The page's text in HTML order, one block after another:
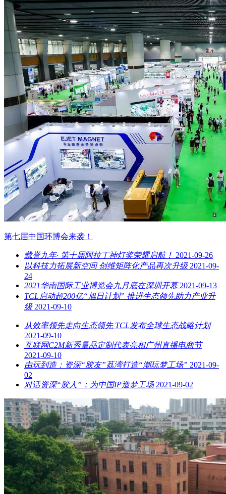
第七届中国环博会来袭！
载誉九年· 第十届阿拉丁神灯奖荣耀启航！ 2021-09-26
以科技力拓展新空间 创维矩阵化产品再次升级 2021-09-
24
2021华南国际工业博览会九月底在深圳开幕 2021-09-13
TCL启动超200亿“旭日计划” 推进生态领先助力产业升
级 2021-09-10
从效率领先走向生态领先 TCL发布全球生态战略计划
2021-09-10
互联网C2M新秀量品定制代表亮相广州直播电商节
2021-09-10
由玩到造：资深“胶友”荔湾打造“潮玩梦工场” 2021-09-
02
对话资深“胶人”：为中国IP造梦工场 2021-09-02